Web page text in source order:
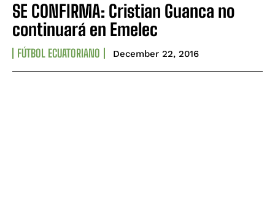
SE CONFIRMA: Cristian Guanca no
continuará en Emelec
FÚTBOL ECUATORIANO December 22, 2016